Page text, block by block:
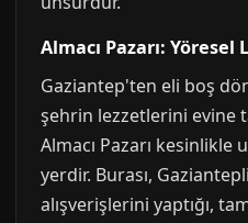
Almacı Pazarı:
Gaziantep'ten eli boş
şehrin lezzetlerini evine
Almacı Pazarı kesinlikle
yerdir. Burası,
alışverişlerini yaptığı,